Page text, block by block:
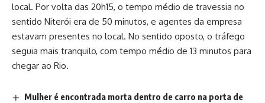
local. Por volta das 20h15, o tempo médio de travessia no
sentido Niterói era de 50 minutos, e agentes da empresa
estavam presentes no local. No sentido oposto, o tráfego
seguia mais tranquilo, com tempo médio de 13 minutos para
chegar ao Rio.
Mulher é encontrada morta dentro de carro na porta de